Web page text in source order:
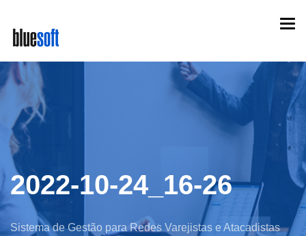
main
content
2022-10-24_16-26
Sistema de Gestão para Redes Varejistas e Atacadistas